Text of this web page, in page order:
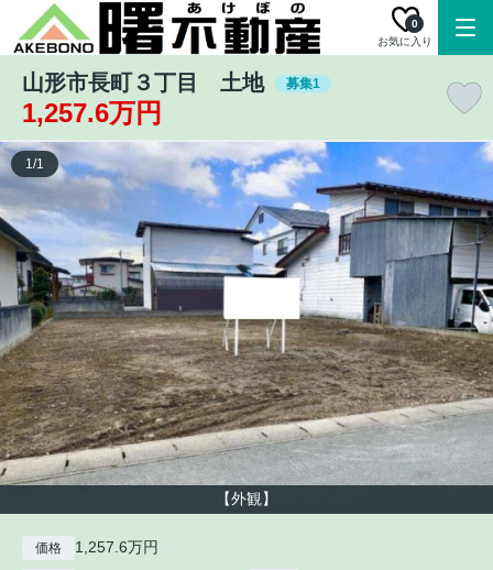
お気に入り
0
山形市長町３丁目 土地 募集1
1,257.6万円
【外観】
1/1
価格 1,257.6万円